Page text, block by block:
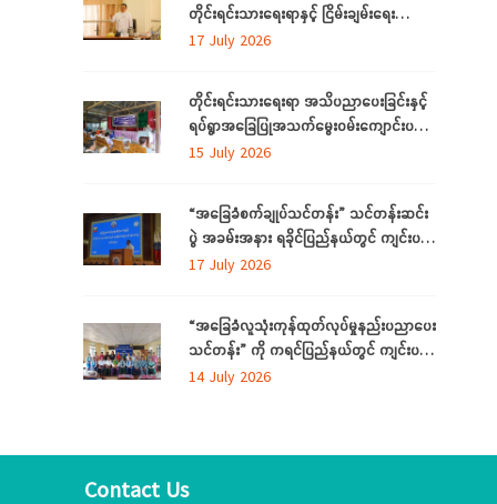
တိုင်းရင်းသားရေးရာနှင့် ငြိမ်းချမ်းရေး
ကော်မတီနှင့် တိုင်းရင်းသားလူမျိုးများရေးရာ
17 July 2026
တိုင်းရင်းသားရေးရာ အသိပညာပေးခြင်းနှင့်
ရပ်ရွာအခြေပြုအသက်မွေးဝမ်းကျောင်းပညာ
လိုအပ်ချက်တို့ကို ဆန်းစစ်စီမံခြင်း အစီအစဉ်
15 July 2026
“အခြေခံစက်ချုပ်သင်တန်း” သင်တန်းဆင်း
ပွဲ အခမ်းအနား ရခိုင်ပြည်နယ်တွင် ကျင်းပ
ပြုလုပ်
17 July 2026
“အခြေခံလူသုံးကုန်ထုတ်လုပ်မှုနည်းပညာပေး
သင်တန်း” ကို ကရင်ပြည်နယ်တွင် ကျင်းပ
ပြုလုပ်
14 July 2026
Contact Us